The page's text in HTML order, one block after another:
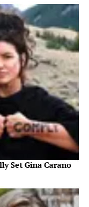
Set Gina Carano